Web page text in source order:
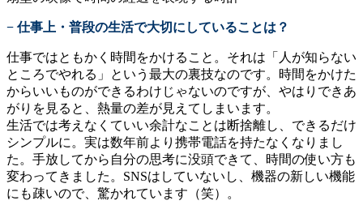
− 仕事上・普段の生活で大切にしていることは？
仕事ではともかく時間をかけること。それは「人が知らない
ところでやれる」という最大の裏技なのです。時間をかけた
からいいものができるわけじゃないのですが、やはりできあ
がりを見ると、熱量の差が見えてしまいます。
生活では考えなくていい余計なことは断捨離し、できるだけ
シンプルに。実は数年前より携帯電話を持たなくなりまし
た。手放してから自分の思考に没頭できて、時間の使い方も
変わってきました。SNSはしていないし、機器の新しい機能
にも疎いので、驚かれています（笑）。